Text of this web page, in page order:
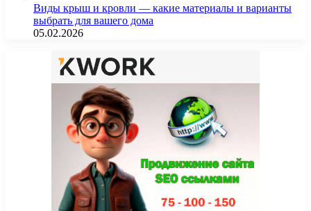
Виды крыш и кровли — какие материалы и варианты
выбрать для вашего дома
05.02.2026